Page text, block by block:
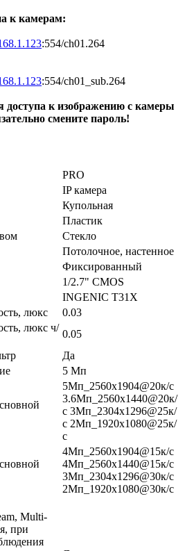
к камерам:
:554/ch01.264
:554/ch01_sub.264
доступа к изображению с камеры
смените пароль!
PRO
IP камера
Купольная
Пластик
Стекло
Потолочное, настенное
Фиксированный
1/2.7" CMOS
INGENIC T31X
люкс
0.03
люкс ч/
0.05
Да
5 Мп
5Мп_2560x1904@20к/с
3.6Мп_2560x1440@20к/
с 3Мп_2304x1296@25к/
с 2Мп_1920x1080@25к/
с
4Мп_2560x1904@15к/с
4Мп_2560x1440@15к/с
3Мп_2304x1296@30к/с
2Мп_1920x1080@30к/с
Multi-
при